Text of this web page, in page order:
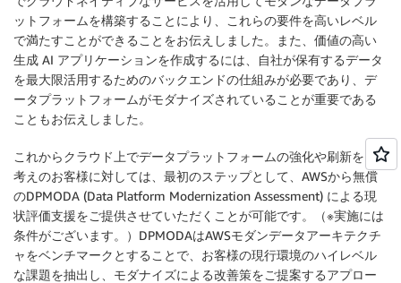
ットフォームを構築することにより、これらの要件を高いレベル
で満たすことができることをお伝えしました。また、価値の高い
生成 AI アプリケーションを作成するには、自社が保有するデータ
を最大限活用するためのバックエンドの仕組みが必要であり、デ
ータプラットフォームがモダナイズされていることが重要である
こともお伝えしました。
これからクラウド上でデータプラットフォームの強化や刷新をお
考えのお客様に対しては、最初のステップとして、AWSから無償
のDPMODA (Data Platform Modernization Assessment) による現
状評価支援をご提供させていただくことが可能です。（※実施には
条件がございます。）DPMODAはAWSモダンデータアーキテクチ
ャをベンチマークとすることで、お客様の現行環境のハイレベル
な課題を抽出し、モダナイズによる改善策をご提案するアプロー